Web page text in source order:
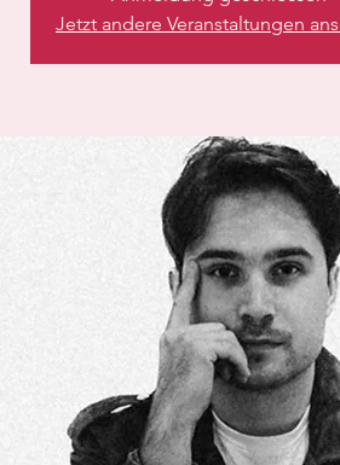
Jetzt andere Veranstaltungen